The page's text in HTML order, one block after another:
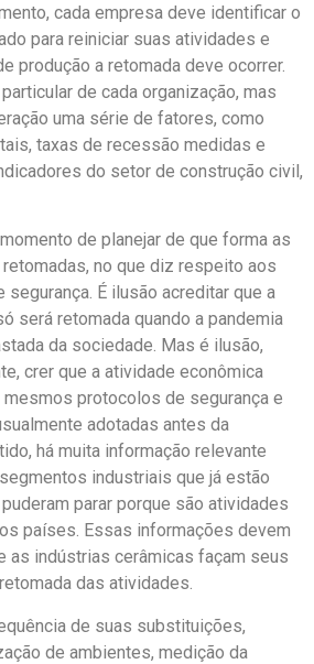
cada empresa deve identificar o
para reiniciar suas atividades e
produção a retomada deve ocorrer.
de cada organização, mas
uma série de fatores, como
taxas de recessão medidas e
do setor de construção civil,
de planejar de que forma as
no que diz respeito aos
É ilusão acreditar que a
será retomada quando a pandemia
da sociedade. Mas é ilusão,
crer que a atividade econômica
protocolos de segurança e
adotadas antes da
há muita informação relevante
industriais que já estão
parar porque são atividades
países. Essas informações devem
as indústrias cerâmicas façam seus
das atividades.
de suas substituições,
de ambientes, medição da